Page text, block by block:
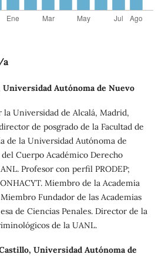
a
Universidad Autónoma de Nuevo
Universidad de Alcalá, Madrid,
de posgrado de la Facultad de
de la Universidad Autónoma de
Cuerpo Académico Derecho
Profesor con perfil PRODEP;
Miembro de la Academia
Fundador de las Academias
de Ciencias Penales. Director de la
de la UANL.
Universidad Autónoma de